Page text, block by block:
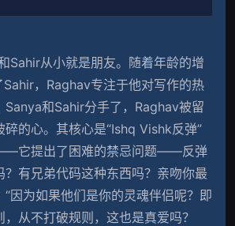
Sahir从小就是朋友。随着年龄的增
，Raghav专注于他对写作的热
Sanya和Sahir分手了，Raghav被留
碎的心。其核心是“Ishq Vishk反弹”
它提出了困难的禁忌问题——反弹
？有兄弟代码这种东西吗？亲吻你最
因为如果他们是你的灵魂伴侣呢？即
从不打破规则，这也是真爱吗？